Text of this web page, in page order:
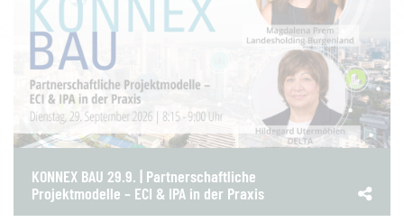
KONNEX BAU 29.9. | Partnerschaftliche
Projektmodelle – ECI & IPA in der Praxis